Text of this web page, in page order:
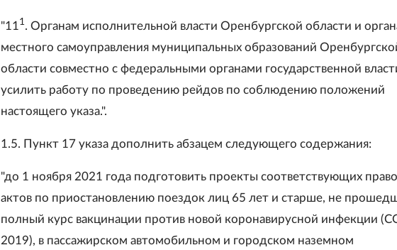
"11 1. Органам исполнительной власти Оренбургской области и
местного самоуправления муниципальных образований
области совместно с федеральными органами государственной
усилить работу по проведению рейдов по соблюдению положений
настоящего указа.".
1.5. Пункт 17 указа дополнить абзацем следующего содержания:
"до 1 ноября 2021 года подготовить проекты соответствующих
актов по приостановлению поездок лиц 65 лет и старше, не
полный курс вакцинации против новой коронавирусной инфекции
2019), в пассажирском автомобильном и городском наземном